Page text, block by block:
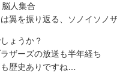
人集合
翼を振り返る、ソノイソノ
ょうか？
ラザーズの放送も半年経ち
歴史ありですね…